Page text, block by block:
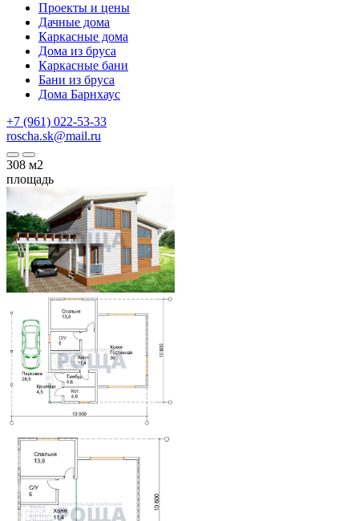
Проекты и цены
Дачные дома
Каркасные дома
Дома из бруса
Каркасные бани
Бани из бруса
Дома Барнхаус
+7 (961) 022-53-33
roscha.sk@mail.ru
308 м2
площадь